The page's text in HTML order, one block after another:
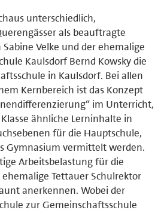
unterschiedlich,
als beauftragte
Velke und der ehemalige
Kaulsdorf Bernd Kowsky die
in Kaulsdorf. Bei allen
Kernbereich ist das Konzept
im Unterricht,
ähnliche Lerninhalte in
für die Hauptschule,
Gymnasium vermittelt werden.
Arbeitsbelastung für die
ehemalige Tettauer Schulrektor
anerkennen. Wobei der
zur Gemeinschaftsschule